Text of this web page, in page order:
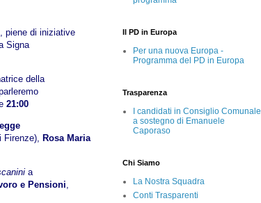
piene di iniziative
Signa
della
21:00
Rosa Maria
a
e Pensioni
Il PD in Europa
Per una nuova Europa -
Programma del PD in Europa
Trasparenza
I candidati in Consiglio Comunale
a sostegno di Emanuele
Caporaso
Chi Siamo
La Nostra Squadra
Conti Trasparenti